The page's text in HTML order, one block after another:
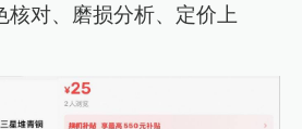
核对、磨损分析、定价上